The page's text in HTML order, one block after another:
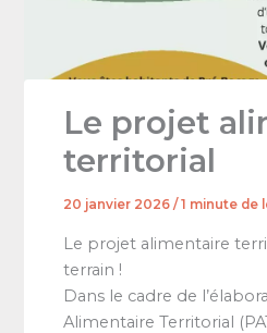
Le projet
territorial
20 janvier 2026/1 minute de
Le projet alimentaire
terrain !
Dans le cadre de
Alimentaire Territorial